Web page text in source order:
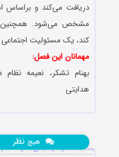
دریافت می‌کند و براساس
مشخص می‌شود. همچنین
کند، یک مسئولیت
مهمانان این فصل:
بهنام تشکر، نعیمه
هدایتی
دانلود رئالیتی شو
هیچ نظر